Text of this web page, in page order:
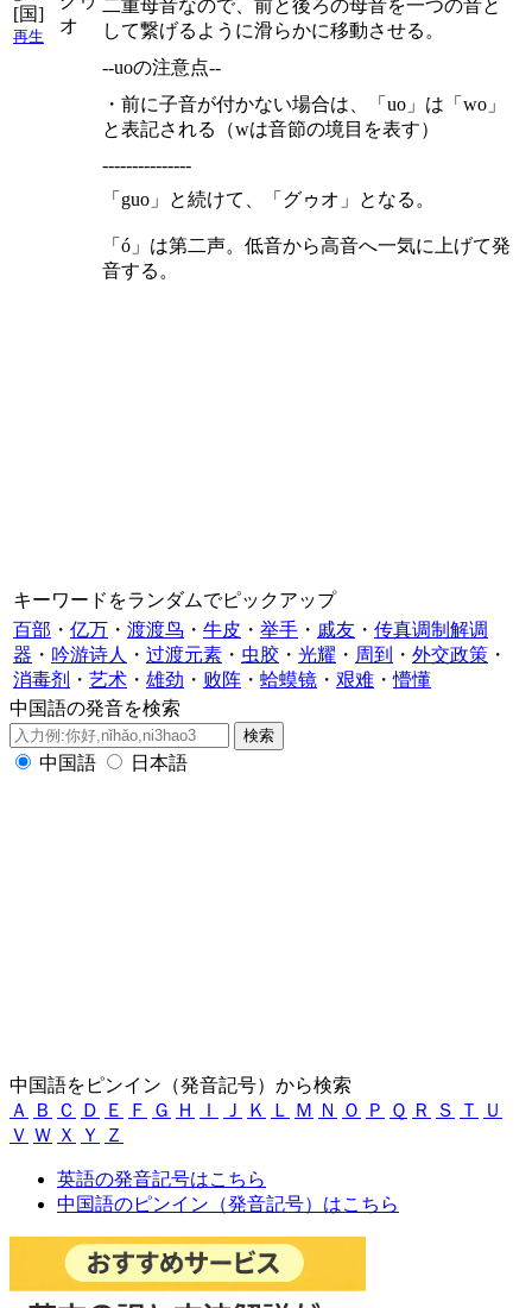
[国]
再生
オ
二重母音なので、前と後ろの母音を一つの音と
して繋げるように滑らかに移動させる。
--uoの注意点--
・前に子音が付かない場合は、「uo」は「wo」
と表記される（wは音節の境目を表す）
---------------
「guo」と続けて、「グゥオ」となる。
「ó」は第二声。低音から高音へ一気に上げて発
音する。
キーワードをランダムでピックアップ
百部 ・ 亿万 ・ 渡渡鸟 ・ 牛皮 ・ 举手 ・ 戚友 ・ 传真调制解调
器 ・ 吟游诗人 ・ 过渡元素 ・ 虫胶 ・ 光耀 ・ 周到 ・ 外交政策 ・
消毒剂
・ 艺术 ・ 雄劲 ・ 败阵 ・ 蛤蟆镜 ・ 艰难 ・懵懂
中国語の発音を検索
中国語 日本語
中国語をピンイン（発音記号）から検索
Ａ
Ｂ Ｃ Ｄ Ｅ Ｆ Ｇ Ｈ Ｉ Ｊ Ｋ Ｌ Ｍ Ｎ Ｏ Ｐ Ｑ Ｒ Ｓ Ｔ
Ｕ
Ｖ Ｗ Ｘ Ｙ Ｚ
英語の発音記号はこちら
中国語のピンイン（発音記号）はこちら